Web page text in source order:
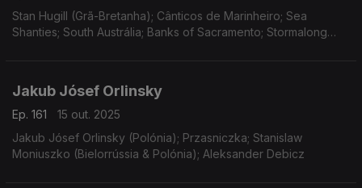
Stan Hugill (Grã-Bretanha); Cânticos de Marinheiro; Sea
Shanties; South Austrália; Banks of Sacramento; Stormalong
Jakub Jósef Orlinsky
Ep. 161
15 out. 2025
Jakub Jósef Orlinsky (Polónia); Przasniczka; Stanislaw
Moniuszko (Bielorrússia & Polónia); Aleksander Debicz